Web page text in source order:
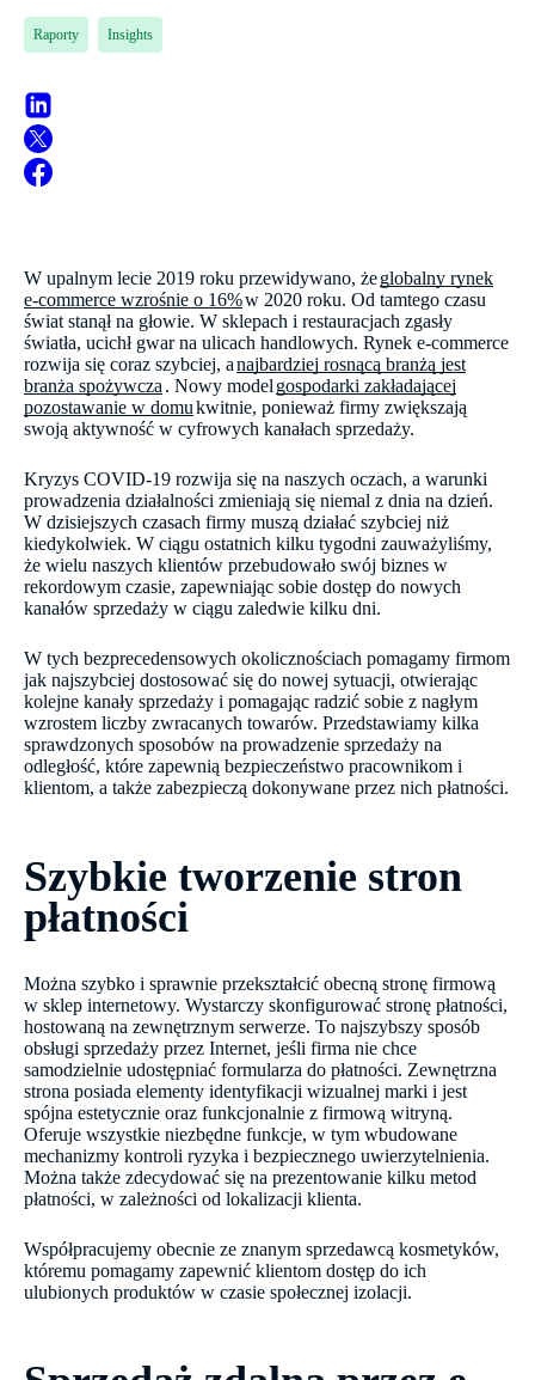
Raporty Insights
W upalnym lecie 2019 roku przewidywano, żeglobalny rynek
e-commerce wzrośnie o 16%w 2020 roku. Od tamtego czasu
świat stanął na głowie. W sklepach i restauracjach zgasły
światła, ucichł gwar na ulicach handlowych. Rynek e-commerce
rozwija się coraz szybciej, anajbardziej rosnącą branżą jest
branża spożywcza . Nowy model gospodarki zakładającej
pozostawanie w domukwitnie, ponieważ firmy zwiększają
swoją aktywność w cyfrowych kanałach sprzedaży.
Kryzys COVID-19 rozwija się na naszych oczach, a warunki
prowadzenia działalności zmieniają się niemal z dnia na dzień.
W dzisiejszych czasach firmy muszą działać szybciej niż
kiedykolwiek. W ciągu ostatnich kilku tygodni zauważyliśmy,
że wielu naszych klientów przebudowało swój biznes w
rekordowym czasie, zapewniając sobie dostęp do nowych
kanałów sprzedaży w ciągu zaledwie kilku dni.
W tych bezprecedensowych okolicznościach pomagamy firmom
jak najszybciej dostosować się do nowej sytuacji, otwierając
kolejne kanały sprzedaży i pomagając radzić sobie z nagłym
wzrostem liczby zwracanych towarów. Przedstawiamy kilka
sprawdzonych sposobów na prowadzenie sprzedaży na
odległość, które zapewnią bezpieczeństwo pracownikom i
klientom, a także zabezpieczą dokonywane przez nich płatności.
Szybkie tworzenie stron
płatności
Można szybko i sprawnie przekształcić obecną stronę firmową
w sklep internetowy. Wystarczy skonfigurować stronę płatności,
hostowaną na zewnętrznym serwerze. To najszybszy sposób
obsługi sprzedaży przez Internet, jeśli firma nie chce
samodzielnie udostępniać formularza do płatności. Zewnętrzna
strona posiada elementy identyfikacji wizualnej marki i jest
spójna estetycznie oraz funkcjonalnie z firmową witryną.
Oferuje wszystkie niezbędne funkcje, w tym wbudowane
mechanizmy kontroli ryzyka i bezpiecznego uwierzytelnienia.
Można także zdecydować się na prezentowanie kilku metod
płatności, w zależności od lokalizacji klienta.
Współpracujemy obecnie ze znanym sprzedawcą kosmetyków,
któremu pomagamy zapewnić klientom dostęp do ich
ulubionych produktów w czasie społecznej izolacji.